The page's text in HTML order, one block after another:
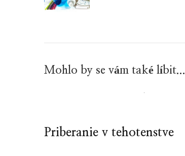
Mohlo by se vám také líbit...
Priberanie v tehotenstve